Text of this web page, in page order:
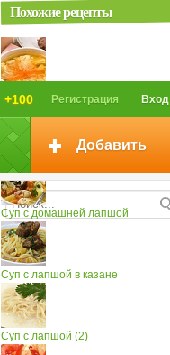
Вход
Регистрация
+100
Добавить
Похожие рецепты
Томатный суп с лапшой
Суп с домашней лапшой
Суп с лапшой в казане
Суп с лапшой (2)